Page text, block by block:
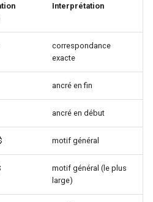
Interprétation
correspondance
exacte
ancré en fin
ancré en début
motif général
motif général (le plus
large)